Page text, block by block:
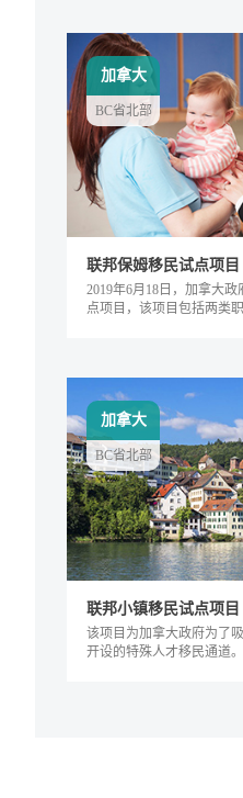
联邦保姆移民试点项目
2019年6月18日，加拿大
点项目，该项目包括两类
加拿大
BC省北部
联邦小镇移民试点项目
该项目为加拿大政府为了
开设的特殊人才移民通道
加拿大
BC省北部